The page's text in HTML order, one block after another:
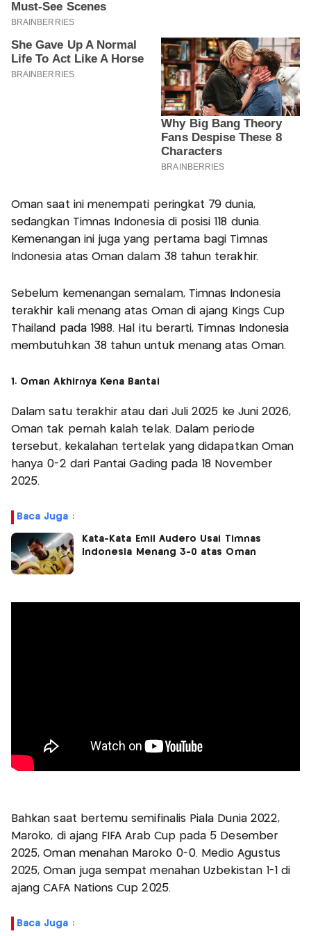
Oman saat ini menempati peringkat 79 dunia,
sedangkan Timnas Indonesia di posisi 118 dunia.
Kemenangan ini juga yang pertama bagi Timnas
Indonesia atas Oman dalam 38 tahun terakhir.
Sebelum kemenangan semalam, Timnas Indonesia
terakhir kali menang atas Oman di ajang Kings Cup
Thailand pada 1988. Hal itu berarti, Timnas Indonesia
membutuhkan 38 tahun untuk menang atas Oman.
1. Oman Akhirnya Kena Bantai
Dalam satu terakhir atau dari Juli 2025 ke Juni 2026,
Oman tak pernah kalah telak. Dalam periode
tersebut, kekalahan tertelak yang didapatkan Oman
hanya 0-2 dari Pantai Gading pada 18 November
2025.
Baca Juga :
Kata-Kata Emil Audero Usai Timnas
Indonesia Menang 3-0 atas Oman
Bahkan saat bertemu semifinalis Piala Dunia 2022,
Maroko, di ajang FIFA Arab Cup pada 5 Desember
2025, Oman menahan Maroko 0-0. Medio Agustus
2025, Oman juga sempat menahan Uzbekistan 1-1 di
ajang CAFA Nations Cup 2025.
Baca Juga :